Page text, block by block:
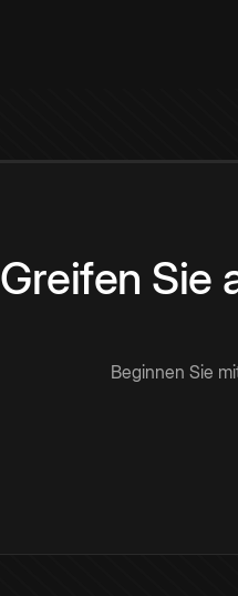
Greifen Sie
Beginnen Sie